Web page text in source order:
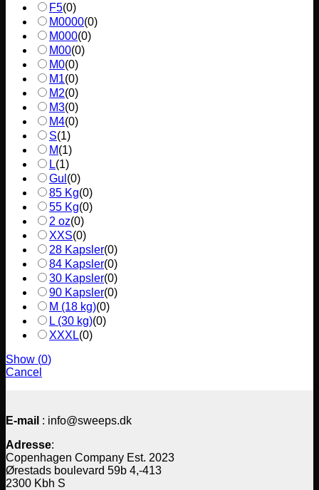
F5(0)
M0000(0)
M000(0)
M00(0)
M0(0)
M1(0)
M2(0)
M3(0)
M4(0)
S(1)
M(1)
L(1)
Gul (0)
85 Kg(0)
55 Kg(0)
2 oz(0)
XXS(0)
28 Kapsler(0)
84 Kapsler(0)
30 Kapsler(0)
90 Kapsler(0)
M (18 kg)(0)
L (30 kg)(0)
XXXL(0)
Show (0)
Cancel
E-mail : info@sweeps.dk
Adresse:
Copenhagen Company Est. 2023
Ørestads boulevard 59b 4,-413
2300 Kbh S